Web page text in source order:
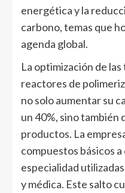
energética y la
carbono, temas que
agenda global.
La optimización de
reactores de
no solo aumentar su
un 40%, sino también
productos. La
compuestos básicos
especialidad
y médica. Este salto